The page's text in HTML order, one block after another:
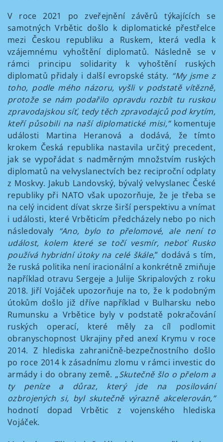
V roce 2021 po zveřejnění závěrů týkajících se
samotných Vrbětic došlo k diplomatické přestřelce
mezi Českou republiku a Ruskem, která vedla k
vzájemnému vyhoštění diplomatů. Následně se v
rámci principu solidarity k vyhoštění ruských
diplomatů přidaly i další evropské státy. “My jsme z
toho, podle mého názoru, vyšli v podstatě vítězně,
protože se nám podařilo opravdu rozbít tu ruskou
zpravodajskou síť, tedy těch zpravodajců pod krytím,
kteří působili na naší diplomatické misi,”komentuje
události Martina Heranová a dodává, že tímto
krokem Česká republika nastavila určitý precedent,
jak se vypořádat s nadměrným množstvím ruských
diplomatů na velvyslanectvích bez reciproční odplaty
z Moskvy. Jakub Landovský, bývalý velvyslanec České
republiky při NATO však upozorňuje, že je třeba se
na celý incident dívat skrze širší perspektivu a vnímat
i události, které Vrběticím předcházely nebo po nich
následovaly “Ano, bylo to přelomové, ale není to
událost, kolem které se točí vesmír, neboť Rusko
používá hybridní útoky na celé škále,” dodává s tím,
že ruská politika není iracionální a konkrétně zmiňuje
například otravu Sergeje a Julije Skripalových z roku
2018. Jiří Vojáček upozorňuje na to, že k podobným
útokům došlo již dříve například v Bulharsku nebo
Rumunsku a Vrbětice byly v podstatě pokračování
ruských operací, které měly za cíl podlomit
obranyschopnost Ukrajiny před anexí Krymu v roce
2014. Z hlediska zahraničně-bezpečnostního došlo
po roce 2014 k zásadnímu zlomu v rámci investic do
armády i do obrany země. „Skutečně šlo o přelom a
ty peníze a důraz, který jde na posilování
ozbrojených si, byl skutečně výrazně akcelerován,”
hodnotí dopad Vrbětic z vojenského hlediska
Vojáček.